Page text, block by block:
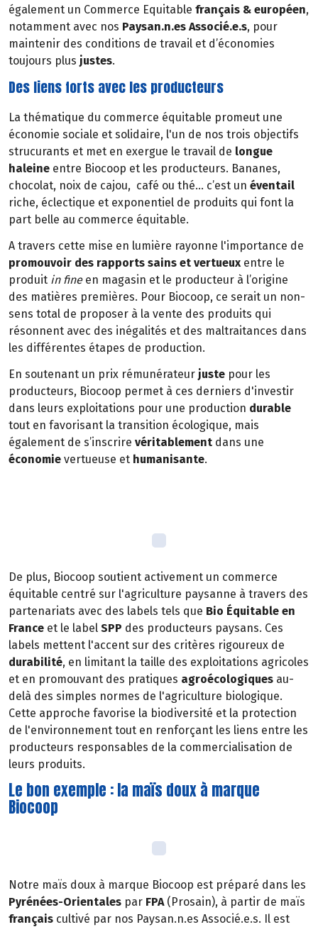
également un Commerce Equitable français & européen,
notamment avec nos Paysan.n.es Associé.e.s, pour
maintenir des conditions de travail et d’économies
toujours plus justes.
Des liens forts avec les producteurs
La thématique du commerce équitable promeut une
économie sociale et solidaire, l'un de nos trois objectifs
strucurants et met en exergue le travail de longue
haleine entre Biocoop et les producteurs. Bananes,
chocolat, noix de cajou, café ou thé… c’est un éventail
riche, éclectique et exponentiel de produits qui font la
part belle au commerce équitable.
A travers cette mise en lumière rayonne l'importance de
promouvoir des rapports sains et vertueux entre le
produit in fineen magasin et le producteur à l’origine
des matières premières. Pour Biocoop, ce serait un non-
sens total de proposer à la vente des produits qui
résonnent avec des inégalités et des maltraitances dans
les différentes étapes de production.
En soutenant un prix rémunérateur juste pour les
producteurs, Biocoop permet à ces derniers d'investir
dans leurs exploitations pour une production durable
tout en favorisant la transition écologique, mais
également de s’inscrire véritablement dans une
économie vertueuse et humanisante.
De plus, Biocoop soutient activement un commerce
équitable centré sur l'agriculture paysanne à travers des
partenariats avec des labels tels que Bio Équitable en
France et le label SPP des producteurs paysans. Ces
labels mettent l'accent sur des critères rigoureux de
durabilité, en limitant la taille des exploitations agricoles
et en promouvant des pratiques agroécologiques au-
delà des simples normes de l'agriculture biologique.
Cette approche favorise la biodiversité et la protection
de l'environnement tout en renforçant les liens entre les
producteurs responsables de la commercialisation de
leurs produits.
Le bon exemple : la maïs doux à marque
Biocoop
Notre maïs doux à marque Biocoop est préparé dans les
Pyrénées-Orientales par FPA(Prosain), à partir de maïs
français cultivé par nos Paysan.n.es Associé.e.s. Il est